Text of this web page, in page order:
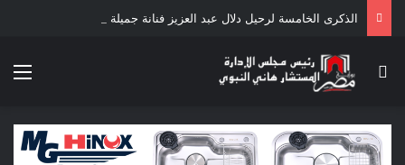
بحث عن